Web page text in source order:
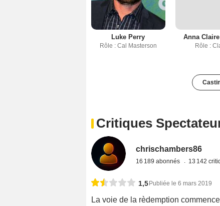
Luke Perry
Rôle : Cal Masterson
Anna
Rôle :
Critiques
chrischambers86
16 189 abonnés 13 142
1,5Publiée le 6 mars 2019
La voie de la rèdemption